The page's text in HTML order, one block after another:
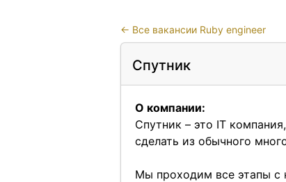
← Все вакансии Ruby engineer
Спутник
О компании:
Спутник – это IT
сделать из обычного
Мы проходим все этапы с